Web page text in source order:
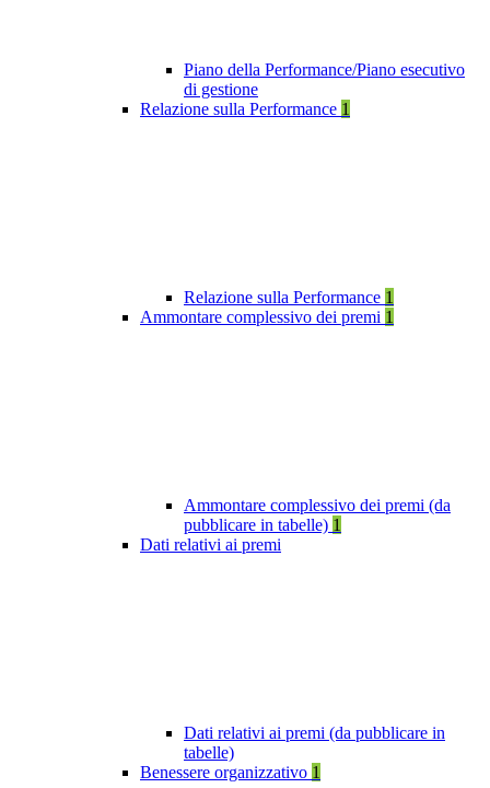
Piano della Performance/Piano esecutivo
di gestione
Relazione sulla Performance 1
Relazione sulla Performance 1
Ammontare complessivo dei premi 1
Ammontare complessivo dei premi (da
pubblicare in tabelle) 1
Dati relativi ai premi
Dati relativi ai premi (da pubblicare in
tabelle)
Benessere organizzativo 1